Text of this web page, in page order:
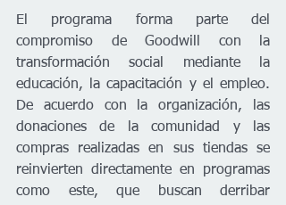
El programa forma parte del
compromiso de Goodwill con la
transformación social mediante la
educación, la capacitación y el empleo.
De acuerdo con la organización, las
donaciones de la comunidad y las
compras realizadas en sus tiendas se
reinvierten directamente en programas
como este, que buscan derribar